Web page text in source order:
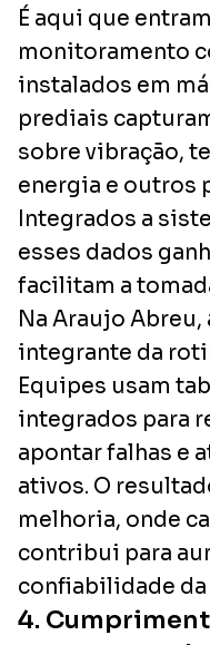
É aqui que
monitoramento
instalados em
prediais
sobre vibração,
energia e outros
Integrados a
esses dados
facilitam a
Na Araujo
integrante da
Equipes usam
integrados para
apontar falhas e
ativos. O
melhoria, onde
contribui para
confiabilidade da
4.